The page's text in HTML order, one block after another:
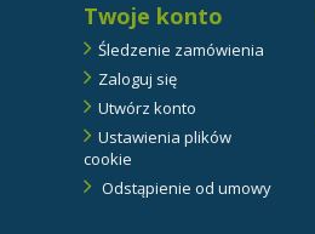
Twoje konto
Śledzenie zamówienia
Zaloguj się
Utwórz konto
Ustawienia plików
cookie
Odstąpienie od umowy